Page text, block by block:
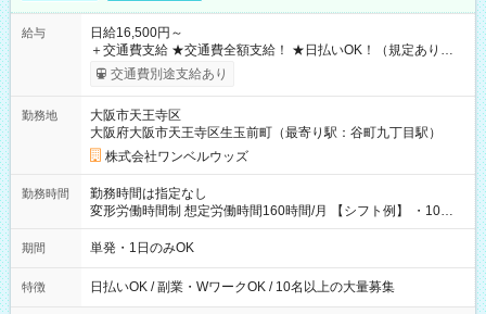
給与
日給16,500円～
＋交通費支給 ★交通費全額支給！ ★日払いOK！（規定あり） ┗
働いたその日に現金GET♪ お仕事後はコンビニATMから 日払
交通費別途支給あり
勤務地
大阪市天王寺区
大阪府大阪市天王寺区生玉前町（最寄り駅：谷町九丁目駅）
株式会社ワンベルウッズ
勤務時間
勤務時間は指定なし
変形労働時間制 想定労働時間160時間/月 【シフト例】 ・10：
00～20：00
期間 単発・1日のみOK
特徴 日払いOK / 副業・WワークOK / 10名以上の大量募集